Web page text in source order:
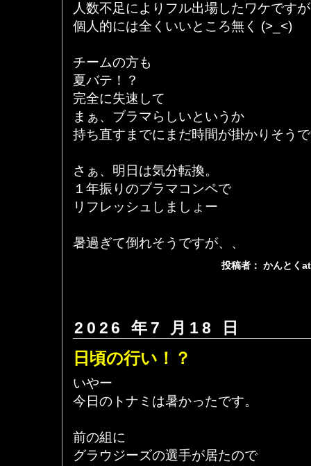
人数不足によりフル出場したワケですが
個人的には全くいいところ無く (>_<)
チームの方も
夏バテ！？
完全に失速して
まぁ、ブラマらしいというか
持ち直すまでにまだ時間が掛かりそう
さぁ、明日は気分転換。
１年振りのブラマコンペで
リフレッシュしましょー
暑過ぎて倒れそうですが、、
投稿者： かんとく
2026 年7 月18 日
日頃の行い！？
いやー
今日のトナミは暑かったです。
前の組に
グラウジーズの選手が居たので